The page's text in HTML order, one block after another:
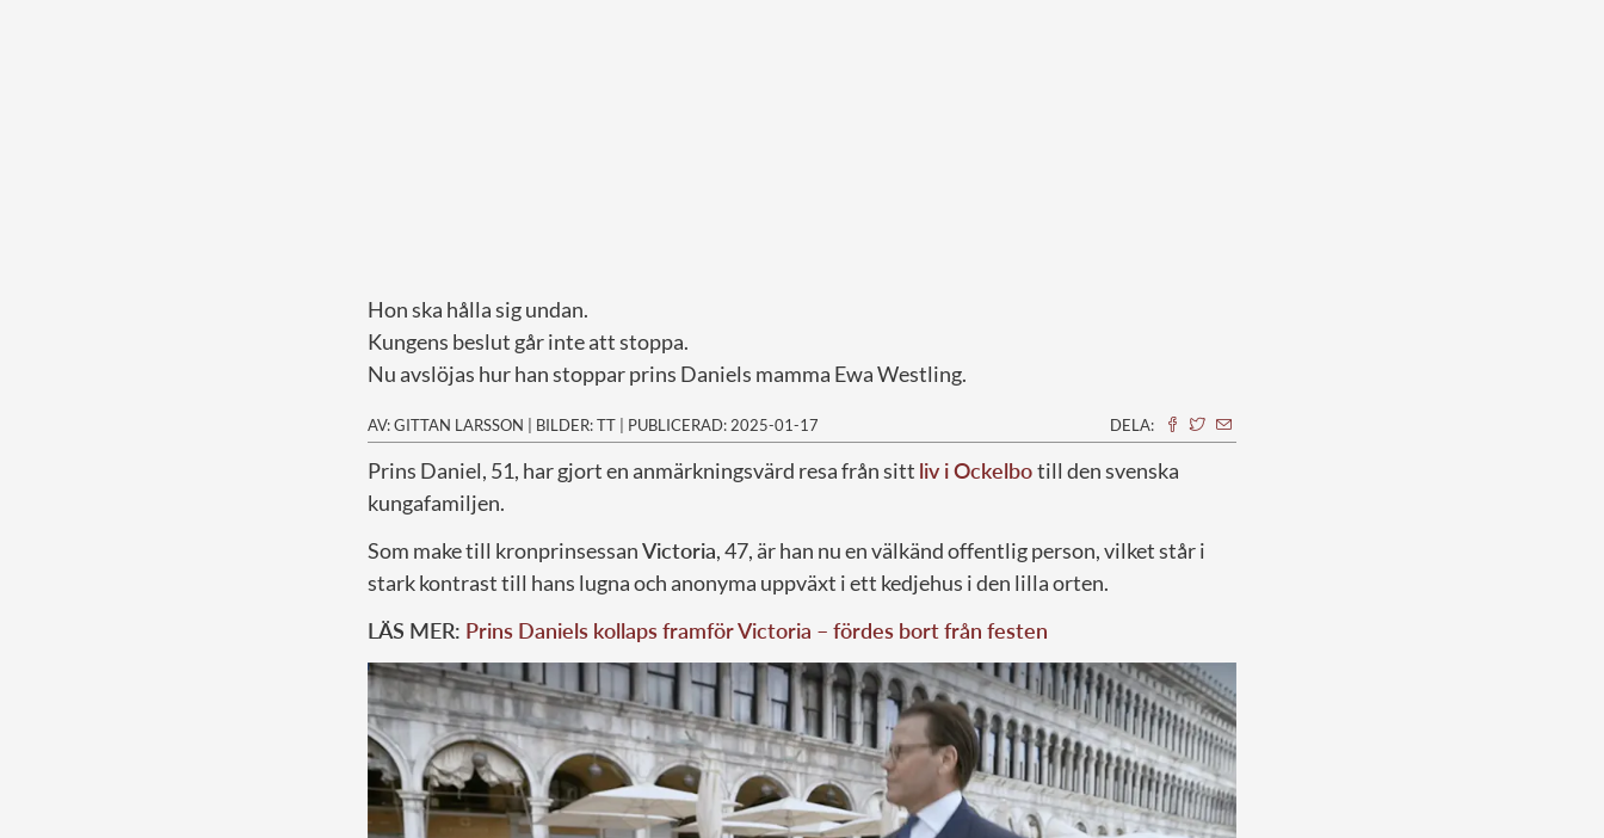
Hon ska hålla sig undan.
Kungens beslut går inte att stoppa.
Nu avslöjas hur han stoppar prins Daniels mamma Ewa Westling.
AV: GITTAN LARSSON | BILDER: TT | PUBLICERAD: 2025-01-17 DELA:
Prins Daniel, 51, har gjort en anmärkningsvärd resa från sitt liv i Ockelbotill den svenska
kungafamiljen.
Som make till kronprinsessanVictoria, 47, är han nu en välkänd offentlig person, vilket står i
stark kontrast till hans lugna och anonyma uppväxt i ett kedjehus i den lilla orten.
LÄS MER: Prins Daniels kollaps framför Victoria – fördes bort från festen